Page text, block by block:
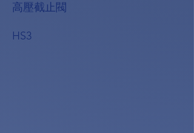
高壓截止閥
HS3